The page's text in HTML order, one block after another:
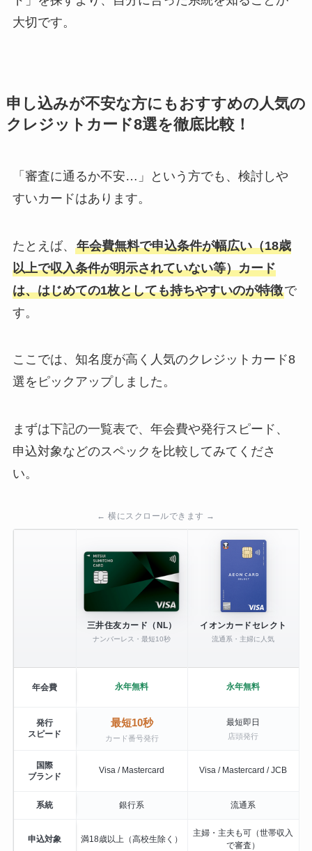
大切です。
申し込みが不安な方にもおすすめの人気の
クレジットカード8選を徹底比較！
「審査に通るか不安…」という方でも、検討しや
すいカードはあります。
たとえば、 年会費無料で申込条件が幅広い（18歳
以上で収入条件が明示されていない等）カード
は、はじめての1枚としても持ちやすいのが特徴で
す。
ここでは、知名度が高く人気のクレジットカード8
選をピックアップしました。
まずは下記の一覧表で、年会費や発行スピード、
申込対象などのスペックを比較してみてくださ
い。
← 横にスクロールできます →
三井住友カード（NL）
ナンバーレス・最短10秒
イオンカードセレクト
流通系・主婦に人気
年会費 永年無料 永年無料
発行
スピード
最短10秒
カード番号発行
最短即日
店頭発行
国際
ブランド
Visa / Mastercard Visa / Mastercard / JCB
系統 銀行系 流通系
申込対象 満18歳以上（高校生除く）
主婦・主夫も可（世帯収入
で審査）